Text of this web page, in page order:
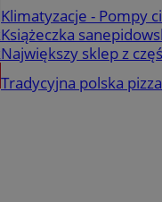
Klimatyzacje - Pompy
Książeczka
Największy sklep z
Tradycyjna polska pizza